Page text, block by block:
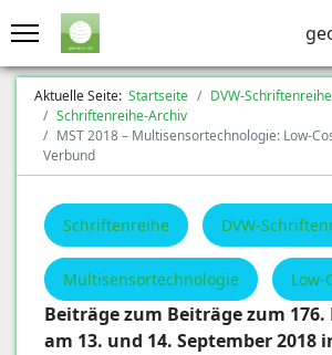
Aktuelle Seite: Startseite
DVW-Schriftenreihe
Schriftenreihe-Archiv
MST 2018 – Multisensortechnologie: Low-
Verbund
Schriftenreihe DVW-
Multisensortechnologie Low-
Beiträge zum Beiträge zum 176.
am 13. und 14. September 2018